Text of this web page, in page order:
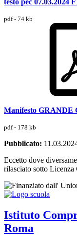
pdf - 74 kb
Manifesto GRANDE
pdf - 178 kb
Pubblicato:
Eccetto dove
rilasciato sotto
Istituto
Roma